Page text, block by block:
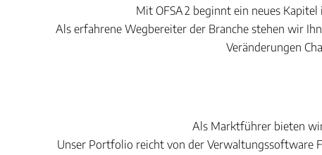
Mit OFSA 2 beginnt ein neues
Als erfahrene Wegbereiter der Branche stehen wir
Veränderungen
Als Marktführer bieten
Unser Portfolio reicht von der Verwaltungssoftware